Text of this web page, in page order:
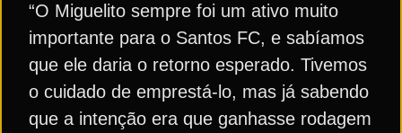
“O Miguelito sempre foi um ativo muito
importante para o Santos FC, e sabíamos
que ele daria o retorno esperado. Tivemos
o cuidado de emprestá-lo, mas já sabendo
que a intenção era que ganhasse rodagem